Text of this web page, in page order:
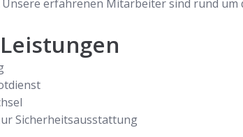
erfahrenen Mitarbeiter sind rund
Sicherheitsausstattung